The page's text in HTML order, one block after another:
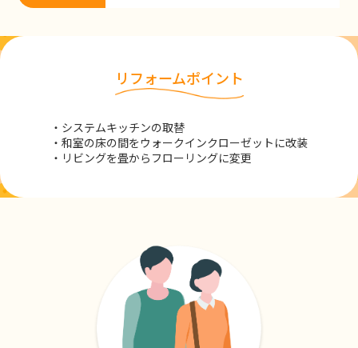
リフォームポイント
・システムキッチンの取替
・和室の床の間をウォークインクローゼットに改装
・リビングを畳からフローリングに変更